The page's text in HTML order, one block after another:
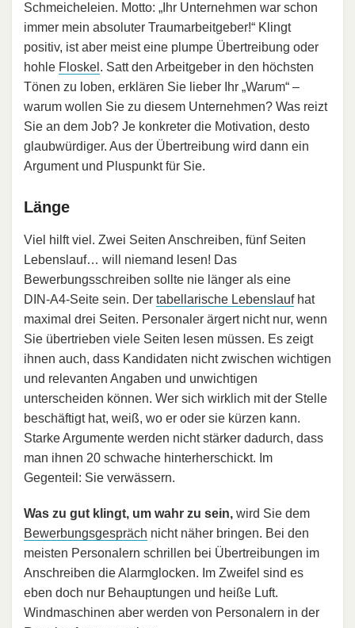
Schmeicheleien. Motto: „Ihr Unternehmen war schon
immer mein absoluter Traumarbeitgeber!“ Klingt
positiv, ist aber meist eine plumpe Übertreibung oder
hohle Floskel . Satt den Arbeitgeber in den höchsten
Tönen zu loben, erklären Sie lieber Ihr „Warum“ –
warum wollen Sie zu diesem Unternehmen? Was reizt
Sie an dem Job? Je konkreter die Motivation, desto
glaubwürdiger. Aus der Übertreibung wird dann ein
Argument und Pluspunkt für Sie.
Länge
Viel hilft viel. Zwei Seiten Anschreiben, fünf Seiten
Lebenslauf… will niemand lesen! Das
Bewerbungsschreiben sollte nie länger als eine
DIN‑A4-Seite sein. Der tabellarische Lebenslaufhat
maximal drei Seiten. Personaler ärgert nicht nur, wenn
Sie übertrieben viele Seiten lesen müssen. Es zeigt
ihnen auch, dass Kandidaten nicht zwischen wichtigen
und relevanten Angaben und unwichtigen
unterscheiden können. Wer sich wirklich mit der Stelle
beschäftigt hat, weiß, wo er oder sie kürzen kann.
Starke Argumente werden nicht stärker dadurch, dass
man ihnen 20 schwache hinterherschickt. Im
Gegenteil: Sie verwässern.
Was zu gut klingt, um wahr zu sein, wird Sie dem
Bewerbungsgespräch nicht näher bringen. Bei den
meisten Personalern schrillen bei Übertreibungen im
Anschreiben die Alarmglocken. Im Zweifel sind es
eben doch nur Behauptungen und heiße Luft.
Windmaschinen aber werden von Personalern in der